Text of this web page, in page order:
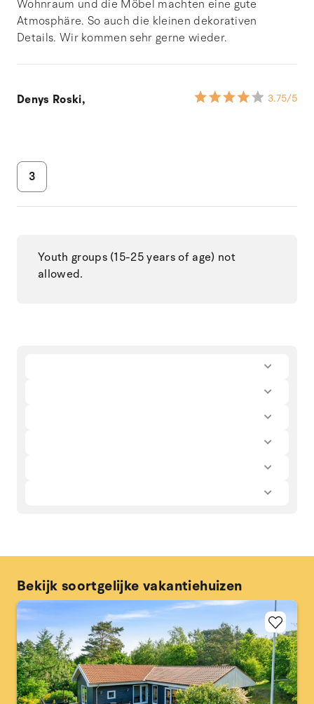
Wohnraum und die Möbel machten eine gute
Atmosphäre. So auch die kleinen dekorativen
Details. Wir kommen sehr gerne wieder.
Denys Roski, 3.75/5
3
Youth groups (15-25 years of age) not
allowed.
Bekijk soortgelijke vakantiehuizen